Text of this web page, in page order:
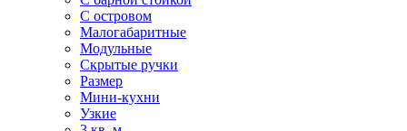
С островом
Малогабаритные
Модульные
Скрытые ручки
Размер
Мини-кухни
Узкие